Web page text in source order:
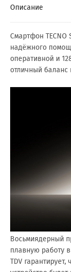
Описание
Смартфон TECNO
надёжного
оперативной и
отличный баланс
Восьмиядерный
плавную работу
TDV